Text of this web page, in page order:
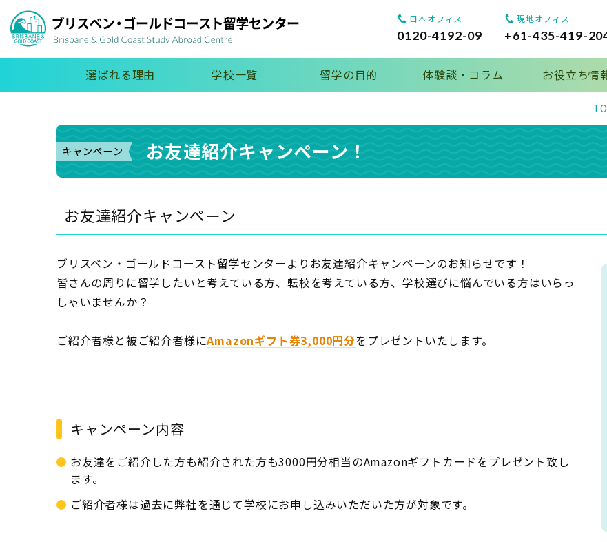
日本オフィス
0120-4192-09
現地オフィス
+61-435-419-
選ばれる理由 学校一覧 留学の目的 体験談・コラム お役立ち情
お友達紹介キャンペーン！
お友達紹介キャンペーン
ブリスベン・ゴールドコースト留学センターよりお友達紹介キャンペーンのお知らせです！
皆さんの周りに留学したいと考えている方、転校を考えている方、学校選びに悩んでいる方はいらっ
しゃいませんか？
ご紹介者様と被ご紹介者様にAmazonギフト券3,000円分をプレゼントいたします。
キャンペーン内容
お友達をご紹介した方も紹介された方も3000円分相当のAmazonギフトカードをプレゼント致し
ます。
ご紹介者様は過去に弊社を通じて学校にお申し込みいただいた方が対象です。